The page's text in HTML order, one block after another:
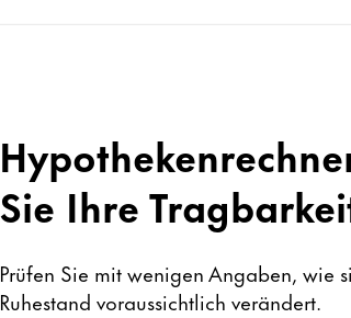
Sie Ihre
Prüfen Sie mit wenigen Angaben, wie
Ruhestand voraussichtlich verändert.